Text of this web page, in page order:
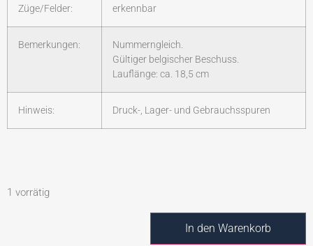
Züge/Felder: erkennbar
Bemerkungen:
Nummerngleich.
Gültiger belgischer Beschuss.
Lauflänge: ca. 18,5 cm
Hinweis: Druck-, Lager- und Gebrauchsspuren
1 vorrätig
In den Warenkorb